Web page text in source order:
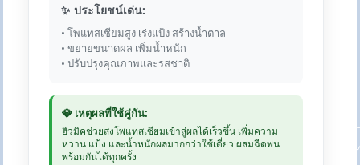
✨ ประโยชน์เด่น:
• โพแทสเซียมสูง เร่งแป้ง สร้างน้ำตาล
• ขยายขนาดผล เพิ่มน้ำหนัก
• ปรับปรุงคุณภาพและรสชาติ
💎 เหตุผลที่ใช้คู่กัน:
ฮิวมิคช่วยส่งโพแทสเซียมเข้าสู่ผลได้เร็วขึ้น เพิ่มความ
หวาน แป้ง และน้ำหนักผลมากกว่าใช้เดี่ยว ผสมฉีดพ่น
พร้อมกันได้ทุกครั้ง